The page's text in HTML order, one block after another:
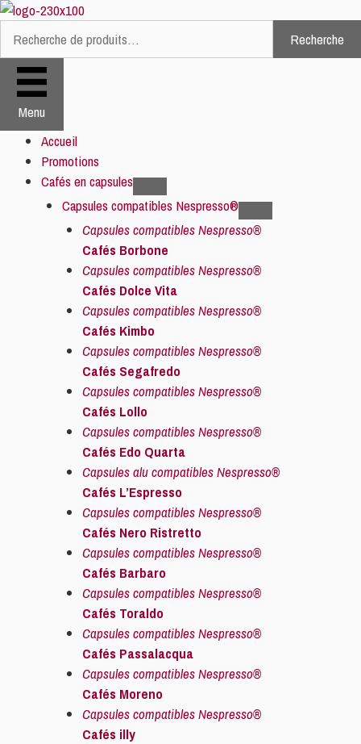
Aller
contenu
Recherche
pour :
Recherche
Menu
Accueil
Promotions
Cafés en capsules
Capsules compatibles Nespresso®
Capsules compatibles Nespresso®
Cafés Borbone
Capsules compatibles Nespresso®
Cafés Dolce Vita
Capsules compatibles Nespresso®
Cafés Kimbo
Capsules compatibles Nespresso®
Cafés Segafredo
Capsules compatibles Nespresso®
Cafés Lollo
Capsules compatibles Nespresso®
Cafés Edo Quarta
Capsules alu compatibles Nespresso®
Cafés L’Espresso
Capsules compatibles Nespresso®
Cafés Nero Ristretto
Capsules compatibles Nespresso®
Cafés Barbaro
Capsules compatibles Nespresso®
Cafés Toraldo
Capsules compatibles Nespresso®
Cafés Passalacqua
Capsules compatibles Nespresso®
Cafés Moreno
Capsules compatibles Nespresso®
Cafés illy